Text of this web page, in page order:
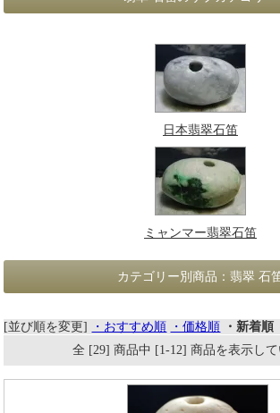
日本翡翠石笛
ミャンマー翡翠石笛
カテゴリー別商品：翡翠 石
[並び順を変更] ・おすすめ順 ・価格順
・新着順
全 [29] 商品中 [1-12] 商品を表示して